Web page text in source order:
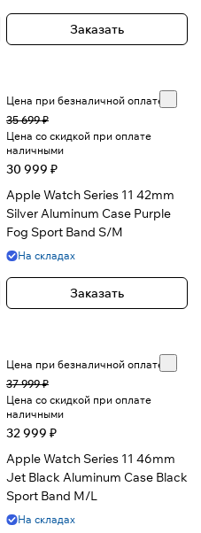
Заказать
Цена при безналичной оплате
35 699 ₽
Цена со скидкой при оплате
наличными
30 999 ₽
Apple Watch Series 11 42mm
Silver Aluminum Case Purple
Fog Sport Band S/M
На складах
Заказать
Цена при безналичной оплате
37 999 ₽
Цена со скидкой при оплате
наличными
32 999 ₽
Apple Watch Series 11 46mm
Jet Black Aluminum Case Black
Sport Band M/L
На складах